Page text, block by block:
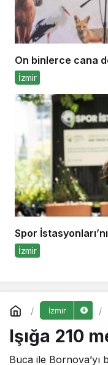
On binlerce cana
İzmir
Spor
İzmir
İzmir
Işığa 210
Buca ile